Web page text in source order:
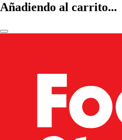
Añadiendo al carrito...